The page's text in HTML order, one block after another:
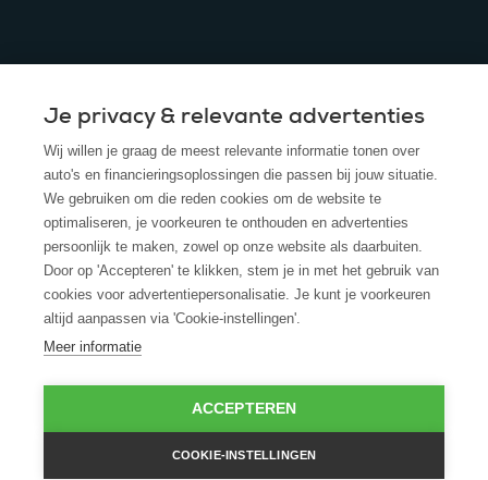
© 2025 - ROS Krediet Service
Algemene Voorwaarden
Disclaimer
Privacy Policy
Cookies
Cookie policy
Je privacy & relevante advertenties
Wij willen je graag de meest relevante informatie tonen over
auto's en financieringsoplossingen die passen bij jouw situatie.
We gebruiken om die reden cookies om de website te
optimaliseren, je voorkeuren te onthouden en advertenties
persoonlijk te maken, zowel op onze website als daarbuiten.
Door op 'Accepteren' te klikken, stem je in met het gebruik van
cookies voor advertentiepersonalisatie. Je kunt je voorkeuren
altijd aanpassen via 'Cookie-instellingen'.
Meer informatie
ACCEPTEREN
COOKIE-INSTELLINGEN